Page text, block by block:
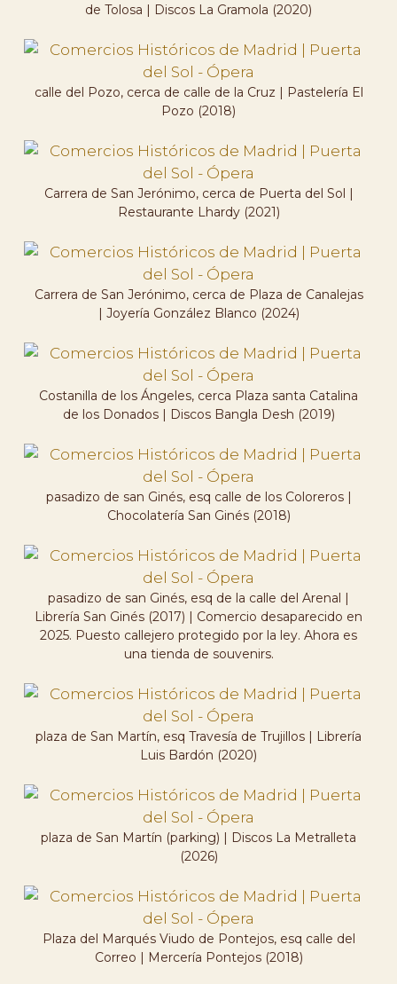
de Tolosa | Discos La Gramola (2020)
calle del Pozo, cerca de calle de la Cruz | Pastelería El
Pozo (2018)
Carrera de San Jerónimo, cerca de Puerta del Sol |
Restaurante Lhardy (2021)
Carrera de San Jerónimo, cerca de Plaza de Canalejas
| Joyería González Blanco (2024)
Costanilla de los Ángeles, cerca Plaza santa Catalina
de los Donados | Discos Bangla Desh (2019)
pasadizo de san Ginés, esq calle de los Coloreros |
Chocolatería San Ginés (2018)
pasadizo de san Ginés, esq de la calle del Arenal |
Librería San Ginés (2017) | Comercio desaparecido en
2025. Puesto callejero protegido por la ley. Ahora es
una tienda de souvenirs.
plaza de San Martín, esq Travesía de Trujillos | Librería
Luis Bardón (2020)
plaza de San Martín (parking) | Discos La Metralleta
(2026)
Plaza del Marqués Viudo de Pontejos, esq calle del
Correo | Mercería Pontejos (2018)